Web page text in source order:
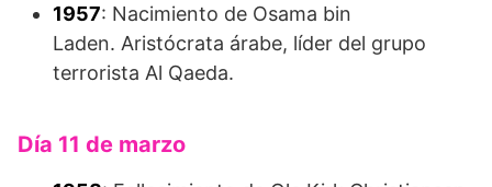
1957: Nacimiento de Osama bin
Laden. Aristócrata árabe, líder del grupo
terrorista Al Qaeda.
Día 11 de marzo